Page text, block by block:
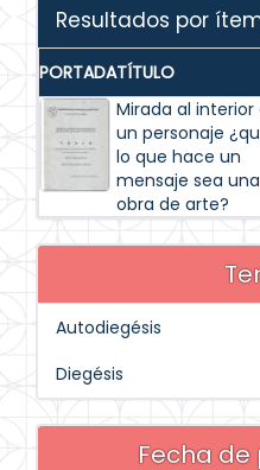
Resultados por
PORTADATÍTULO
Mirada al interior
un personaje
lo que hace un
mensaje sea una
obra de arte?
Autodiegésis
Diegésis
Fecha